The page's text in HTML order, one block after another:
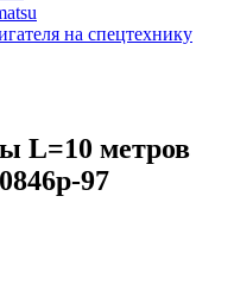
на спецтехнику
L=10 метров
97